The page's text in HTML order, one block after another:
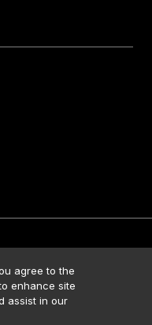
Contact Us
Media Kit
agree to the
enhance site
assist in our